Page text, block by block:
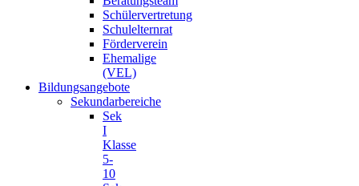
Schülervertretung
Schulelternrat
Förderverein
Ehemalige
(VEL)
Bildungsangebote
Sekundarbereiche
Sek
I
Klasse
5-
10